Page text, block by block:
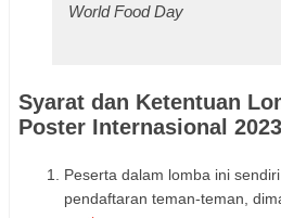
World Food Day
Syarat dan Ketentuan
Poster Internasional 2023
Peserta dalam lomba ini
pendaftaran teman-teman,